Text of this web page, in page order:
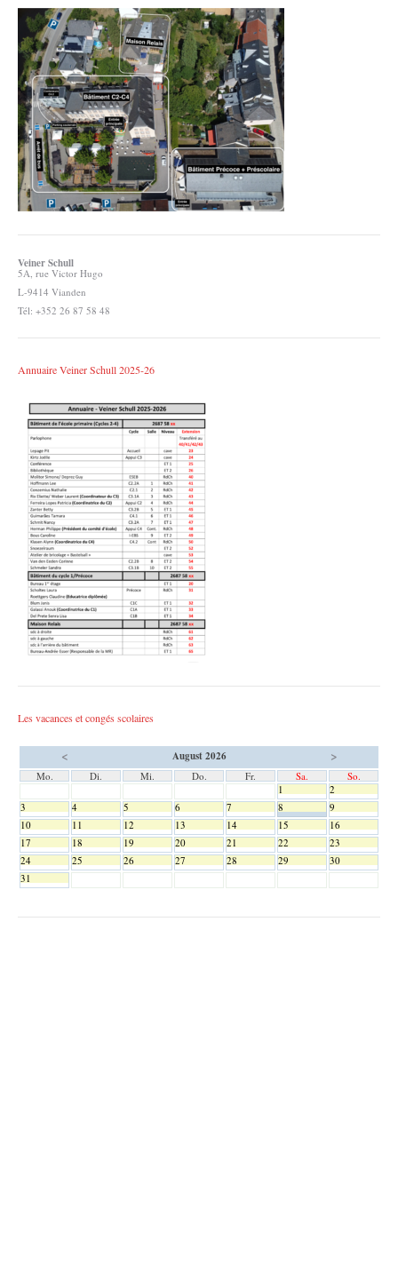
Veiner Schull
5A, rue Victor Hugo
L-9414 Vianden
Tél: +352 26 87 58 48
Annuaire Veiner Schull 2025-26
Les vacances et congés scolaires
< August 2026 >
Mo. Di. Mi. Do. Fr. Sa.
So.
1
2
3
4 5 6 7 8
9
10
11 12 13 14 15
16
17
18 19 20 21 22
23
24
25 26 27 28 29
30
31